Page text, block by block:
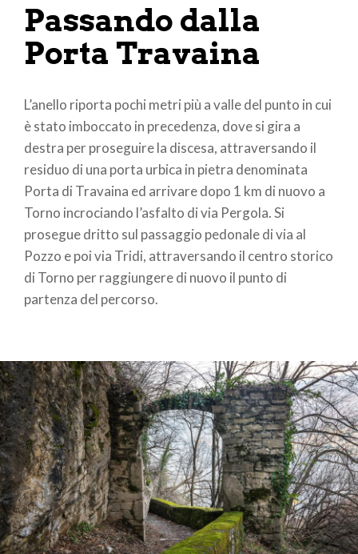
Passando dalla
Porta Travaina
L’anello riporta pochi metri più a valle del punto in cui
è stato imboccato in precedenza, dove si gira a
destra per proseguire la discesa, attraversando il
residuo di una porta urbica in pietra denominata
Porta di Travaina ed arrivare dopo 1 km di nuovo a
Torno incrociando l’asfalto di via Pergola. Si
prosegue dritto sul passaggio pedonale di via al
Pozzo e poi via Tridi, attraversando il centro storico
di Torno per raggiungere di nuovo il punto di
partenza del percorso.